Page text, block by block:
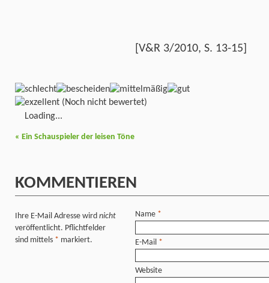
[V&R 3/2010, S. 13-15]
(Noch nicht bewertet)
Loading...
« Ein Schauspieler der leisen Töne
KOMMENTIEREN
Ihre E-Mail Adresse wird nicht
veröffentlicht. Pflichtfelder
sind mittels * markiert.
Name *
E-Mail *
Website